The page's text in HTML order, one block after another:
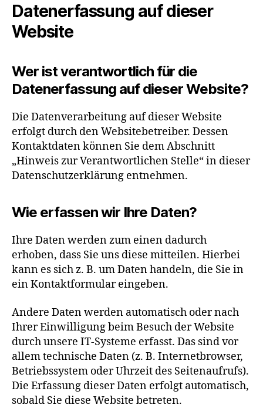
Datenerfassung auf dieser
Website
Wer ist verantwortlich für die
Datenerfassung auf dieser Website?
Die Datenverarbeitung auf dieser Website
erfolgt durch den Websitebetreiber. Dessen
Kontaktdaten können Sie dem Abschnitt
„Hinweis zur Verantwortlichen Stelle“ in dieser
Datenschutzerklärung entnehmen.
Wie erfassen wir Ihre Daten?
Ihre Daten werden zum einen dadurch
erhoben, dass Sie uns diese mitteilen. Hierbei
kann es sich z. B. um Daten handeln, die Sie in
ein Kontaktformular eingeben.
Andere Daten werden automatisch oder nach
Ihrer Einwilligung beim Besuch der Website
durch unsere IT-Systeme erfasst. Das sind vor
allem technische Daten (z. B. Internetbrowser,
Betriebssystem oder Uhrzeit des Seitenaufrufs).
Die Erfassung dieser Daten erfolgt automatisch,
sobald Sie diese Website betreten.